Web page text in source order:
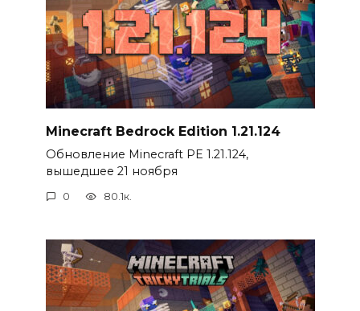
Minecraft Bedrock Edition 1.21.124
Обновление Minecraft PE 1.21.124,
вышедшее 21 ноября
0 80.1к.